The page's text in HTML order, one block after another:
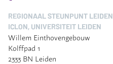
REGIONAAL STEUNPUNT LEIDEN
ICLON, UNIVERSITEIT LEIDEN
Willem Einthovengebouw
Kolffpad 1
2333 BN Leiden